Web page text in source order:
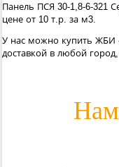
Панель ПСЯ 30-1,8-6-321
цене от 10 т.р. за м3.
У нас можно купить ЖБИ
доставкой в любой